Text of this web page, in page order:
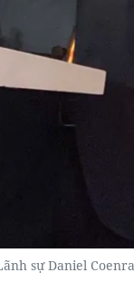
sự Daniel